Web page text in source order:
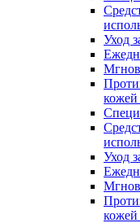
Уход
кожей
Уход
кожей